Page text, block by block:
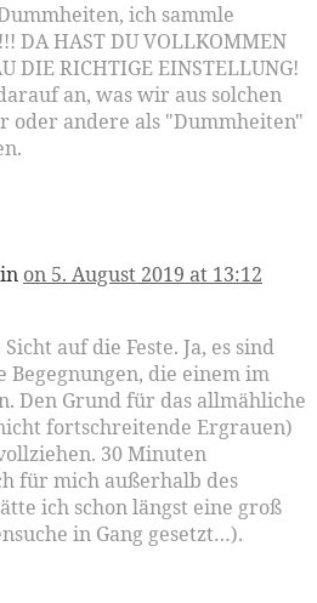
ich sammle
DA HAST DU VOLLKOMMEN
DIE RICHTIGE EINSTELLUNG!
an, was wir aus solchen
oder andere als "Dummheiten"
on 5. August 2019 at 13:12
auf die Feste. Ja, es sind
Begegnungen, die einem im
Den Grund für das allmähliche
fortschreitende Ergrauen)
30 Minuten
für mich außerhalb des
ich schon längst eine groß
in Gang gesetzt…).